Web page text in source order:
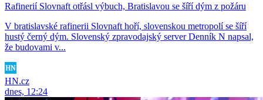
Rafinerií Slovnaft otřásl výbuch, Bratislavou se šíří dým z požáru
V bratislavské rafinerii Slovnaft hoří, slovenskou metropolí se šíří
hustý černý dým. Slovenský zpravodajský server Denník N napsal,
že budovami v...
HN.cz
dnes, 12:24